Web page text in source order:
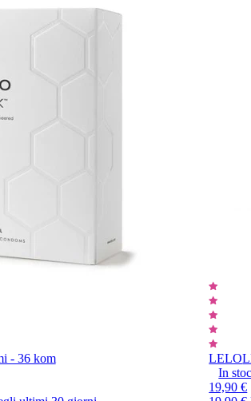
- 36 kom
LELO
In
19,90 €